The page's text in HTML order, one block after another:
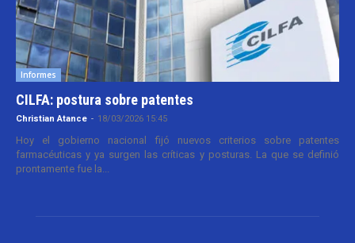
Informes
CILFA: postura sobre patentes
Christian Atance - 18/03/2026 15:45
Hoy el gobierno nacional fijó nuevos criterios sobre patentes
farmacéuticas y ya surgen las críticas y posturas. La que se definió
prontamente fue la...